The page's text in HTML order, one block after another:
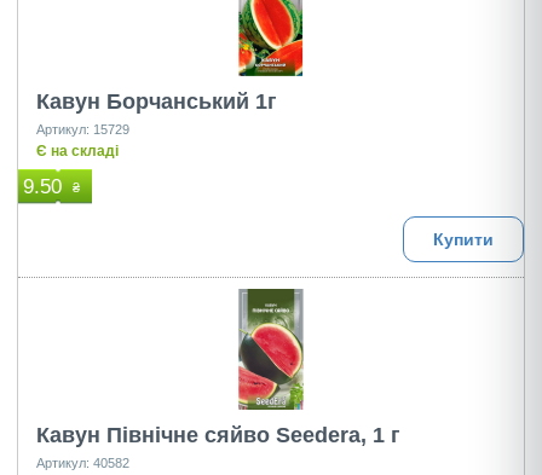
Кавун Борчанський 1г
Артикул: 15729
Є на складі
9.50 ₴
Купити
Кавун Північне сяйво Seedera, 1 г
Артикул: 40582